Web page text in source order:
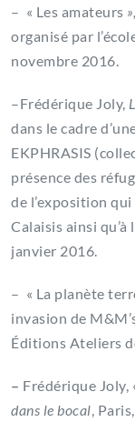
– « Les amateurs »,
organisé par
novembre 2016.
–Frédérique Joly,
dans le cadre
EKPHRASIS
présence des
de l’exposition qui
Calaisis ainsi
janvier 2016.
– « La planète
invasion de
Éditions Ateliers
– Frédérique Joly,
dans le bocal,